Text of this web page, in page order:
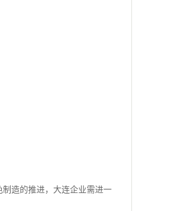
制造的推进，大连企业需进一